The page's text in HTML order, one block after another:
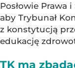
Posłowie Prawa
aby Trybunał
z konstytucją
edukację
TK ma